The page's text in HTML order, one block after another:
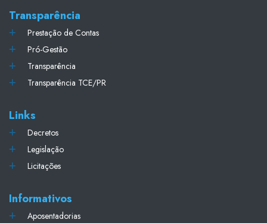
Transparência
Prestação de Contas
Pró-Gestão
Transparência
Transparência TCE/PR
Links
Decretos
Legislação
Licitações
Informativos
Aposentadorias